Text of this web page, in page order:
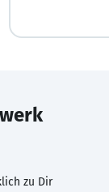
zu Dir